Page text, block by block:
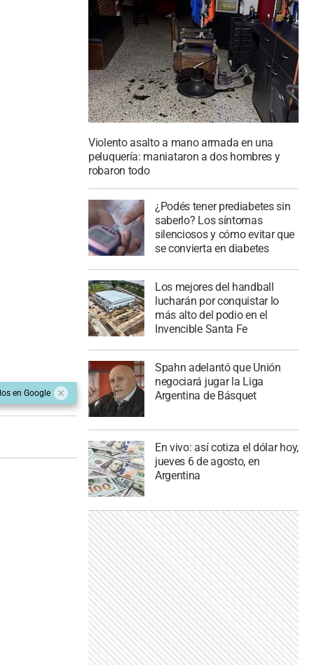
en Google
Violento asalto a mano armada en una
peluquería: maniataron a dos hombres y
robaron todo
¿Podés tener prediabetes sin
saberlo? Los síntomas
silenciosos y cómo evitar que
se convierta en diabetes
Los mejores del handball
lucharán por conquistar lo
más alto del podio en el
Invencible Santa Fe
Spahn adelantó que Unión
negociará jugar la Liga
Argentina de Básquet
En vivo: así cotiza el dólar hoy,
jueves 6 de agosto, en
Argentina